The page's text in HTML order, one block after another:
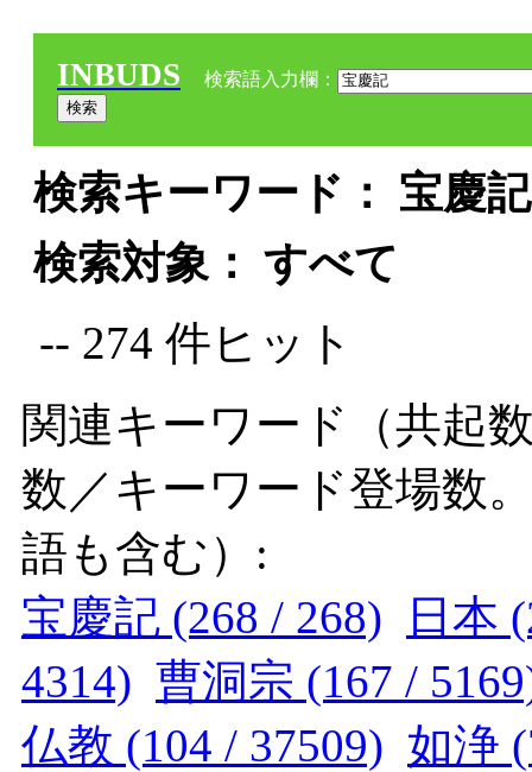
INBUDS 検索語入力欄：
検索キーワード： 宝慶
検索対象： すべて
-- 274 件ヒット
関連キーワード（共起
数／キーワード登場数
語も含む）:
宝慶記 (268 / 268)
日本
4314) 曹洞宗 (167 /
仏教 (104 / 37509) 如浄